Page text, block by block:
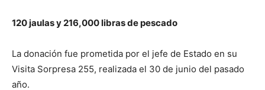
120 jaulas y 216,000 libras de pescado
La donación fue prometida por el jefe de Estado en su
Visita Sorpresa 255, realizada el 30 de junio del pasado
año.